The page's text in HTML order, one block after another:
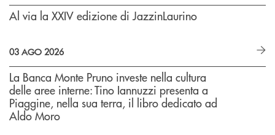
Al via la XXIV edizione di JazzinLaurino
03 AGO 2026
La Banca Monte Pruno investe nella cultura
delle aree interne: Tino Iannuzzi presenta a
Piaggine, nella sua terra, il libro dedicato ad
Aldo Moro